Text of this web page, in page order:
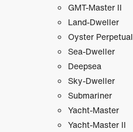
GMT-Master II
Land-Dweller
Oyster Perpetual
Sea-Dweller
Deepsea
Sky-Dweller
Submariner
Yacht-Master
Yacht-Master II